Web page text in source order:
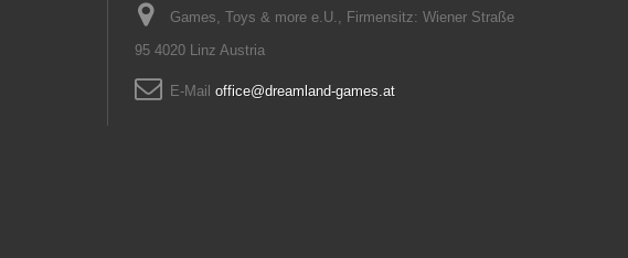
Games, Toys & more e.U., Firmensitz: Wiener Straße
95 4020 Linz Austria
E-Mail office@dreamland-games.at